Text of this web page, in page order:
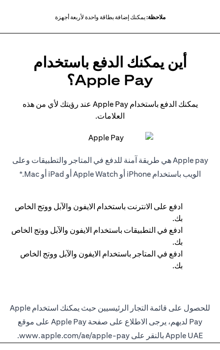
ملاحظة:يمكنك إضافة بطاقة واحدة لأربعة أجهزة
أين يمكنك الدفع باستخدام
Apple Pay؟
يمكنك الدفع باستخدام Apple Pay عند رؤيتك لأي من هذه
العلامات.
Apple pay هي طريقة آمنة للدفع في المتاجر والتطبيقات وعلى
الويب باستخدام iPhone أو Apple Watch أو iPad أو Mac.*
ادفع على الانترنت باستخدام الايفون والآبل ووتج الخاص
بك.
ادفع في التطبيقات باستخدام الايفون والآبل ووتج الخاص
بك.
ادفع في المتاجر باستخدام الايفون والآبل ووتج الخاص
بك.
للحصول على قائمة التجار الرئيسيين حيث يمكنك استخدام Apple
Pay لديهم، يرجى الاطلاع على صفحة Apple Pay على موقع
Apple UAE بالنقر على
www.apple.com/ae/apple-pay
.